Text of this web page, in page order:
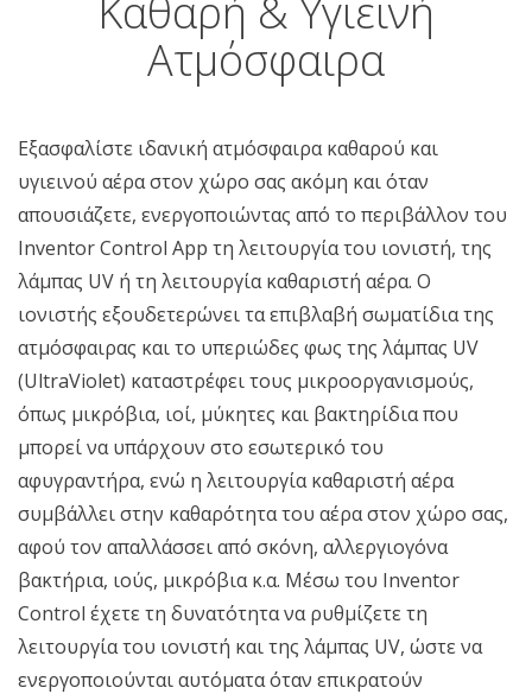
Καθαρή & Υγιεινή
Ατμόσφαιρα
Εξασφαλίστε ιδανική ατμόσφαιρα καθαρού και
υγιεινού αέρα στον χώρο σας ακόμη και όταν
απουσιάζετε, ενεργοποιώντας από το περιβάλλον του
Inventor Control App τη λειτουργία του ιονιστή, της
λάμπας UV ή τη λειτουργία καθαριστή αέρα. Ο
ιονιστής εξουδετερώνει τα επιβλαβή σωματίδια της
ατμόσφαιρας και το υπεριώδες φως της λάμπας UV
(UltraViolet) καταστρέφει τους μικροοργανισμούς,
όπως μικρόβια, ιοί, μύκητες και βακτηρίδια που
μπορεί να υπάρχουν στο εσωτερικό του
αφυγραντήρα, ενώ η λειτουργία καθαριστή αέρα
συμβάλλει στην καθαρότητα του αέρα στον χώρο σας,
αφού τον απαλλάσσει από σκόνη, αλλεργιογόνα
βακτήρια, ιούς, μικρόβια κ.α. Μέσω του Inventor
Control έχετε τη δυνατότητα να ρυθμίζετε τη
λειτουργία του ιονιστή και της λάμπας UV, ώστε να
ενεργοποιούνται αυτόματα όταν επικρατούν